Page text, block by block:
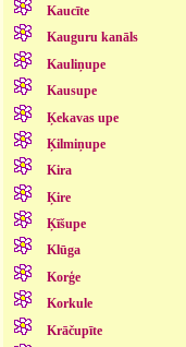
Kaucīte
Kauguru kanāls
Kauliņupe
Kausupe
Ķekavas upe
Ķilmiņupe
Kira
Ķire
Ķīšupe
Klūga
Korģe
Korkule
Krāčupīte